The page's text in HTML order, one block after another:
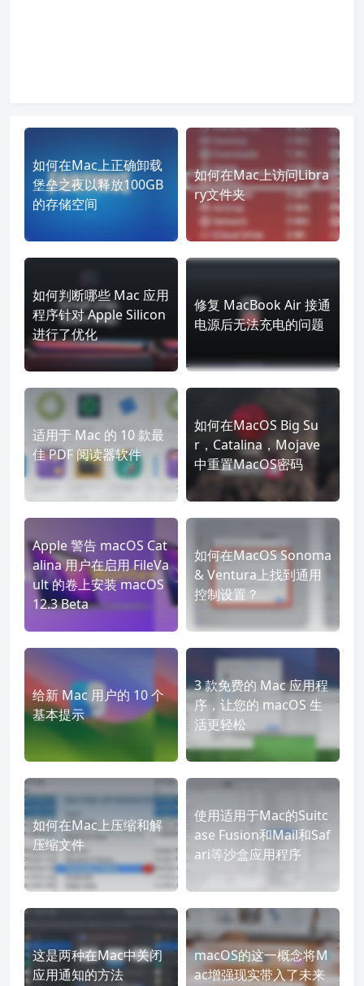
如何在Mac上正确卸载
堡垒之夜以释放100GB
的存储空间
如何在Mac上访问Libra
ry文件夹
如何判断哪些 Mac 应用
程序针对 Apple Silicon
进行了优化
修复 MacBook Air 接通
电源后无法充电的问题
适用于 Mac 的 10 款最
佳 PDF 阅读器软件
如何在MacOS Big Su
r，Catalina，Mojave
中重置MacOS密码
Apple 警告 macOS Cat
alina 用户在启用 FileVa
ult 的卷上安装 macOS
12.3 Beta
如何在MacOS Sonoma
& Ventura上找到通用
控制设置？
给新 Mac 用户的 10 个
基本提示
3 款免费的 Mac 应用程
序，让您的 macOS 生
活更轻松
如何在Mac上压缩和解
压缩文件
使用适用于Mac的Suitc
ase Fusion和Mail和Saf
ari等沙盒应用程序
这是两种在Mac中关闭
应用通知的方法
macOS的这一概念将M
ac增强现实带入了未来